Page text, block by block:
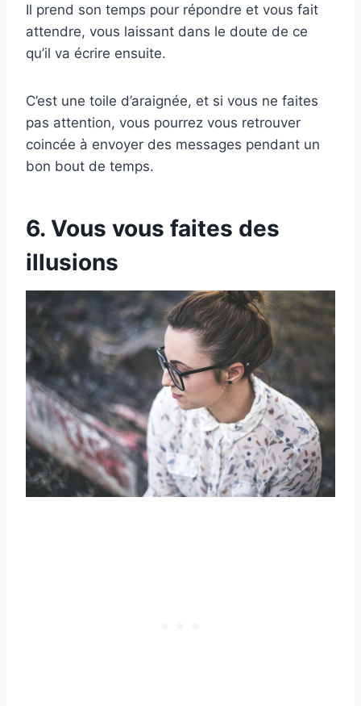
Il prend son temps pour répondre et vous fait
attendre, vous laissant dans le doute de ce
qu’il va écrire ensuite.
C’est une toile d’araignée, et si vous ne faites
pas attention, vous pourrez vous retrouver
coincée à envoyer des messages pendant un
bon bout de temps.
6. Vous vous faites des
illusions